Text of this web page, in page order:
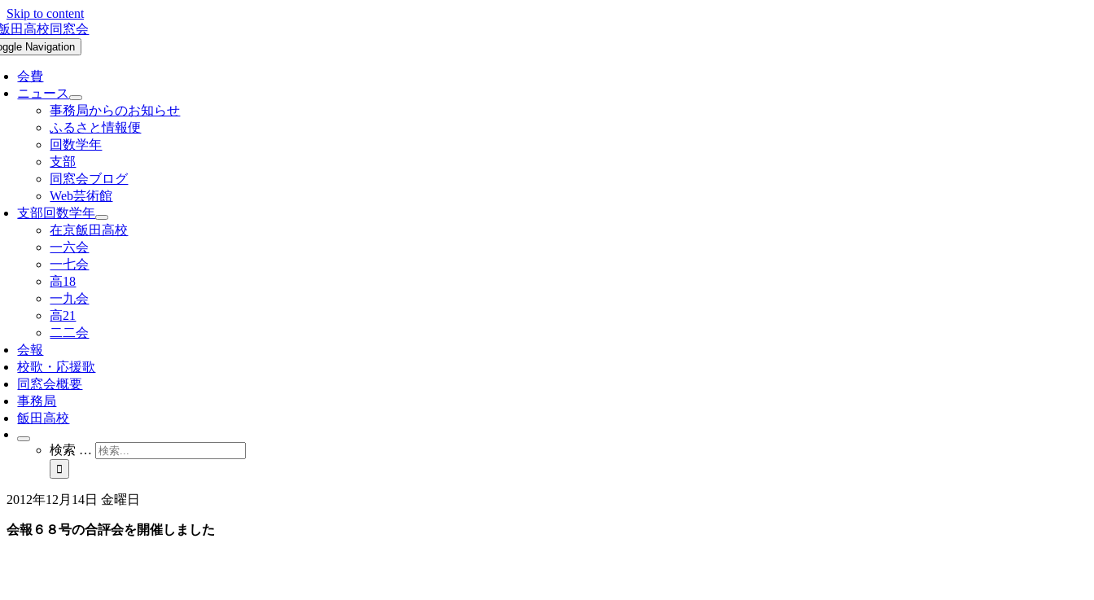
Skip to content
Navigation
会費
ニュース
事務局からのお知らせ
ふるさと情報便
回数学年
支部
同窓会ブログ
Web芸術館
支部回数学年
在京飯田高校
一六会
一七会
高18
一九会
高21
二二会
会報
校歌・応援歌
同窓会概要
事務局
飯田高校
検索 …
2012年12月14日 金曜日
会報６８号の合評会を開催しました